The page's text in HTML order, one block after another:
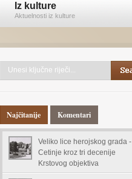
Iz kulture
Aktuelnosti iz kulture
Najčitanije Komentari
Veliko lice herojskog grada -
Cetinje kroz tri decenije
Krstovog objektiva